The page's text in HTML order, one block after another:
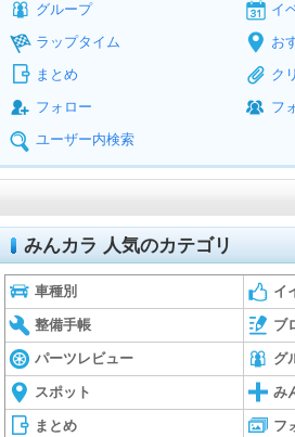
グループ
イ
ラップタイム
お
まとめ
ク
フォロー
フ
ユーザー内検索
みんカラ 人気のカテゴリ
車種別 イ
整備手帳 ブ
パーツレビュー グ
スポット み
まとめ フ